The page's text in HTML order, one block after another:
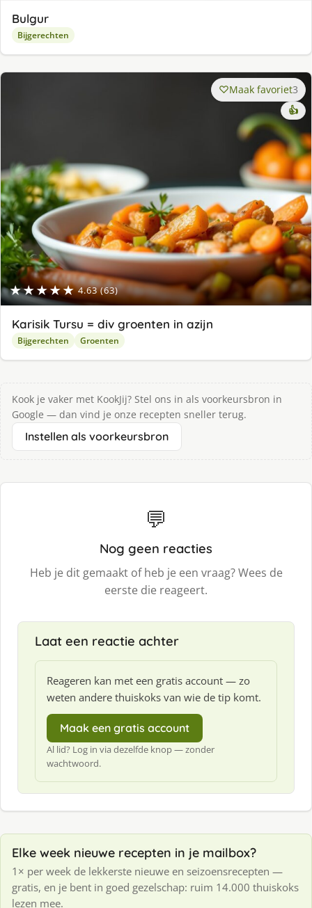
Bulgur
Bijgerechten
★★★★★ 4.63 (63)
Maak favoriet3
👍
Karisik Tursu = div groenten in azijn
Bijgerechten Groenten
Kook je vaker met KookJij? Stel ons in als voorkeursbron in
Google — dan vind je onze recepten sneller terug.
Instellen als voorkeursbron
💬
Nog geen reacties
Heb je dit gemaakt of heb je een vraag? Wees de
eerste die reageert.
Laat een reactie achter
Reageren kan met een gratis account — zo
weten andere thuiskoks van wie de tip komt.
Maak een gratis account
Al lid? Log in via dezelfde knop — zonder
wachtwoord.
Elke week nieuwe recepten in je mailbox?
1× per week de lekkerste nieuwe en seizoensrecepten —
gratis, en je bent in goed gezelschap: ruim 14.000 thuiskoks
lezen mee.